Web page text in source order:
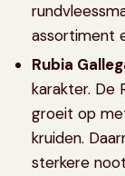
assortiment
Rubia
karakter. De
groeit op
kruiden.
sterkere